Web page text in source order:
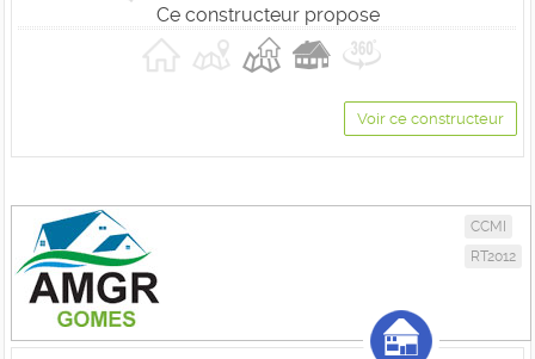
Ce constructeur propose
Voir ce constructeur
CCMI
RT2012